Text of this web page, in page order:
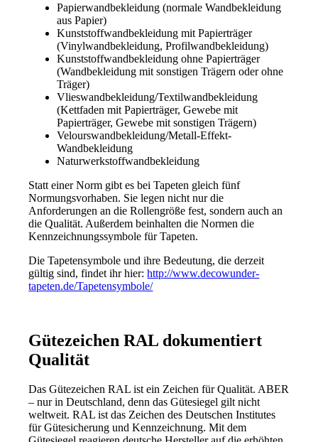
Papierwandbekleidung (normale Wandbekleidung
aus Papier)
Kunststoffwandbekleidung mit Papierträger
(Vinylwandbekleidung, Profilwandbekleidung)
Kunststoffwandbekleidung ohne Papierträger
(Wandbekleidung mit sonstigen Trägern oder ohne
Träger)
Vlieswandbekleidung/Textilwandbekleidung
(Kettfaden mit Papierträger, Gewebe mit
Papierträger, Gewebe mit sonstigen Trägern)
Velourswandbekleidung/Metall-Effekt-
Wandbekleidung
Naturwerkstoffwandbekleidung
Statt einer Norm gibt es bei Tapeten gleich fünf
Normungsvorhaben. Sie legen nicht nur die
Anforderungen an die Rollengröße fest, sondern auch an
die Qualität. Außerdem beinhalten die Normen die
Kennzeichnungssymbole für Tapeten.
Die Tapetensymbole und ihre Bedeutung, die derzeit
gültig sind, findet ihr hier:http://www.decowunder-
tapeten.de/Tapetensymbole/
Gütezeichen RAL dokumentiert
Qualität
Das Gütezeichen RAL ist ein Zeichen für Qualität. ABER
– nur in Deutschland, denn das Gütesiegel gilt nicht
weltweit. RAL ist das Zeichen des Deutschen Institutes
für Gütesicherung und Kennzeichnung. Mit dem